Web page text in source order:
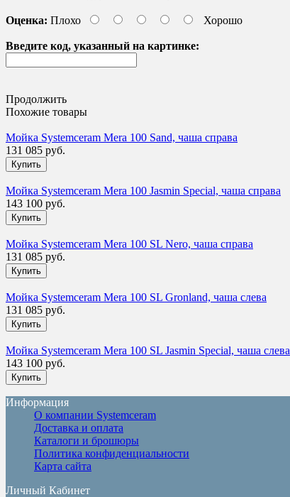
Оценка: Плохо Хорошо
Введите код, указанный на картинке:
Продолжить
Похожие товары
Мойка Systemceram Mera 100 Sand, чаша справа
131 085 руб.
Мойка Systemceram Mera 100 Jasmin Special, чаша справа
143 100 руб.
Мойка Systemceram Mera 100 SL Nero, чаша справа
131 085 руб.
Мойка Systemceram Mera 100 SL Gronland, чаша слева
131 085 руб.
Мойка Systemceram Mera 100 SL Jasmin Special, чаша слева
143 100 руб.
Информация
О компании Systemceram
Доставка и оплата
Каталоги и брошюры
Политика конфиденциальности
Карта сайта
Личный Кабинет